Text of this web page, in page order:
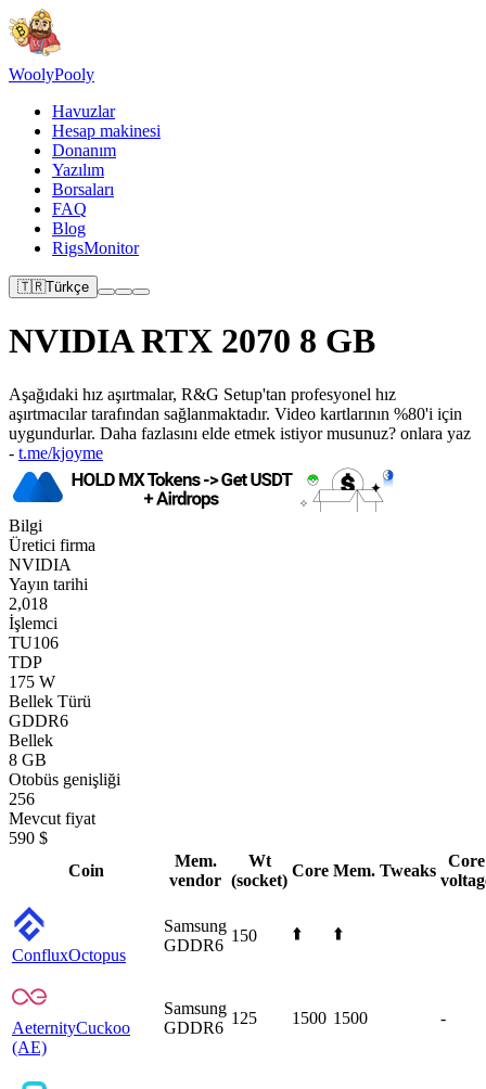
WoolyPooly
Havuzlar
Hesap makinesi
Donanım
Yazılım
Borsaları
FAQ
Blog
RigsMonitor
🇹🇷Türkçe
NVIDIA RTX 2070 8 GB
Aşağıdaki hız aşırtmalar, R&G Setup'tan profesyonel hız
aşırtmacılar tarafından sağlanmaktadır. Video kartlarının %80'i için
uygundurlar. Daha fazlasını elde etmek istiyor musunuz? onlara yaz
- t.me/kjoyme
Bilgi
Üretici firma
NVIDIA
Yayın tarihi
2,018
İşlemci
TU106
TDP
175 W
Bellek Türü
GDDR6
Bellek
8 GB
Otobüs genişliği
256
Mevcut fiyat
590 $
Coin
Mem.
vendor
Wt
(socket)
Core Mem. Tweaks
Core
ConfluxOctopus
Samsung
GDDR6
150 ⬆️ ⬆️
AeternityCuckoo
(AE)
Samsung
GDDR6
125 1500 1500 -